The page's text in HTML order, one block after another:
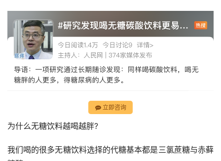
立即咨询
为什么无糖饮料越喝越胖?
我们喝的很多无糖饮料选择的代糖基本都是三氯蔗糖与赤藓